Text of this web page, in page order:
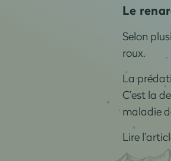
Le
Selon
roux.
La
C’est la
maladie
Lire